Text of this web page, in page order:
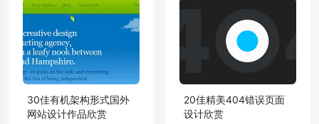
30佳有机架构形式国外
网站设计作品欣赏
20佳精美404错误页面
设计欣赏